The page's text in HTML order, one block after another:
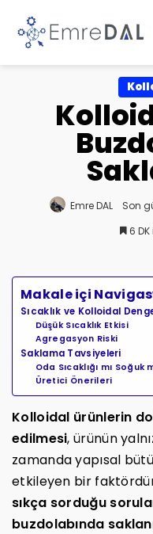
Emre DAL Son
6 DK
Makale içi
Sıcaklık ve Kolloidal
Düşük Sıcaklık Etkisi
Agregasyon Riski
Saklama Tavsiyeleri
Oda Sıcaklığı mı Soğuk
Üretici Önerileri
Kolloidal ürünlerin
edilmesi, ürünün
zamanda yapısal
etkileyen bir
sıkça sorduğu
buzdolabında